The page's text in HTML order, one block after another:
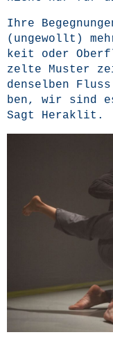
Ihre
(unge­wollt)
keit oder
zel­te Mus­ter
den­sel­ben
ben, wir sind
Sagt Heraklit.